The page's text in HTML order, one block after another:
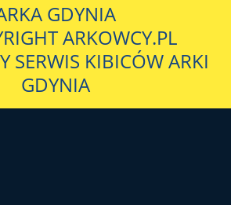
GDYNIA
ARKOWCY.PL
SERWIS KIBICÓW ARKI
GDYNIA